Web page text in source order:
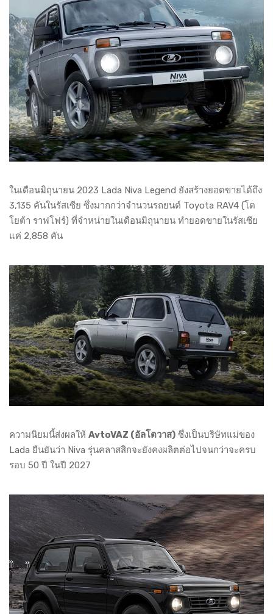
ในเดือนมิถุนายน 2023 Lada Niva Legend ยังสร้างยอดขายได้ถึง
3,135 คันในรัสเซีย ซึ่งมากกว่าจำนวนรถยนต์ Toyota RAV4 (โต
โยต้า ราฟโฟร์) ที่จำหน่ายในเดือนมิถุนายน ทำยอดขายในรัสเซีย
แค่ 2,858 คัน
ความนิยมนี้ส่งผลให้ AvtoVAZ (อัลโตวาส) ซึ่งเป็นบริษัทแม่ของ
Lada ยืนยันว่า Niva รุ่นคลาสสิกจะยังคงผลิตต่อไปจนกว่าจะครบ
รอบ 50 ปี ในปี 2027